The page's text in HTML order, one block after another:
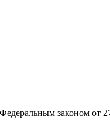
законом